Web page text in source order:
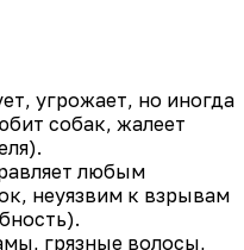
угрожает, но иногда
собак, жалеет
любым
неуязвим к взрывам
грязные волосы,